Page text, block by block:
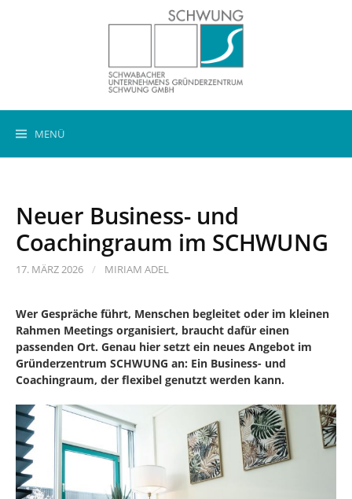
MENÜ
Neuer Business- und
Coachingraum im SCHWUNG
17. MÄRZ 2026 / MIRIAM ADEL
Wer Gespräche führt, Menschen begleitet oder im kleinen
Rahmen Meetings organisiert, braucht dafür einen
passenden Ort. Genau hier setzt ein neues Angebot im
Gründerzentrum SCHWUNG an: Ein Business- und
Coachingraum, der flexibel genutzt werden kann.